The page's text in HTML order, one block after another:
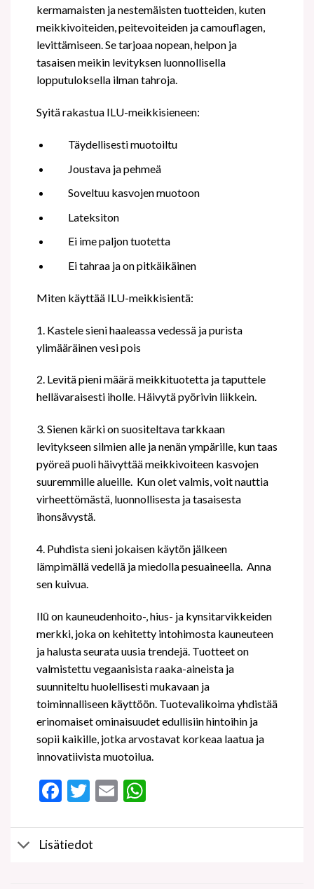
kermamaisten ja nestemäisten tuotteiden, kuten
meikkivoiteiden, peitevoiteiden ja camouflagen,
levittämiseen. Se tarjoaa nopean, helpon ja
tasaisen meikin levityksen luonnollisella
lopputuloksella ilman tahroja.
Syitä rakastua ILU-meikkisieneen:
Täydellisesti muotoiltu
Joustava ja pehmeä
Soveltuu kasvojen muotoon
Lateksiton
Ei ime paljon tuotetta
Ei tahraa ja on pitkäikäinen
Miten käyttää ILU-meikkisientä:
1. Kastele sieni haaleassa vedessä ja purista
ylimääräinen vesi pois
2. Levitä pieni määrä meikkituotetta ja taputtele
hellävaraisesti iholle. Häivytä pyörivin liikkein.
3. Sienen kärki on suositeltava tarkkaan
levitykseen silmien alle ja nenän ympärille, kun taas
pyöreä puoli häivyttää meikkivoiteen kasvojen
suuremmille alueille. Kun olet valmis, voit nauttia
virheettömästä, luonnollisesta ja tasaisesta
ihonsävystä.
4. Puhdista sieni jokaisen käytön jälkeen
lämpimällä vedellä ja miedolla pesuaineella. Anna
sen kuivua.
Ilū on kauneudenhoito-, hius- ja kynsitarvikkeiden
merkki, joka on kehitetty intohimosta kauneuteen
ja halusta seurata uusia trendejä. Tuotteet on
valmistettu vegaanisista raaka-aineista ja
suunniteltu huolellisesti mukavaan ja
toiminnalliseen käyttöön. Tuotevalikoima yhdistää
erinomaiset ominaisuudet edullisiin hintoihin ja
sopii kaikille, jotka arvostavat korkeaa laatua ja
innovatiivista muotoilua.
Facebook
Twitter
EmailWhatsApp
Lisätiedot